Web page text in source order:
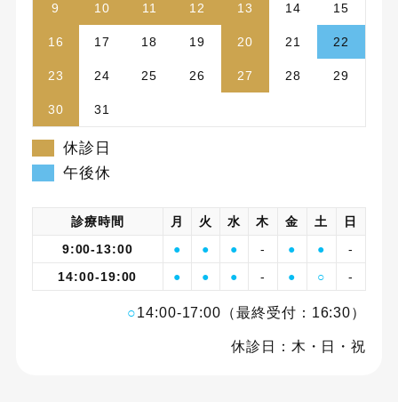
9 10 11 12 13 14 15
16 17 18 19 20 21 22
23 24 25 26 27 28 29
30 31
休診日
午後休
診療時間 月 火 水 木 金 土
日
9:00-13:00
● ● ● - ● ●
-
14:00-19:00
● ● ● - ● ○ -
○14:00-17:00（最終受付：16:30）
休診日：木・日・祝